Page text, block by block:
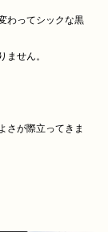
わってシックな黒
せん。
さが際立ってきま